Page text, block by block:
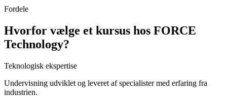
Fordele
Hvorfor vælge et kursus hos FORCE
Technology?
Teknologisk ekspertise
Undervisning udviklet og leveret af specialister med erfaring fra
industrien.